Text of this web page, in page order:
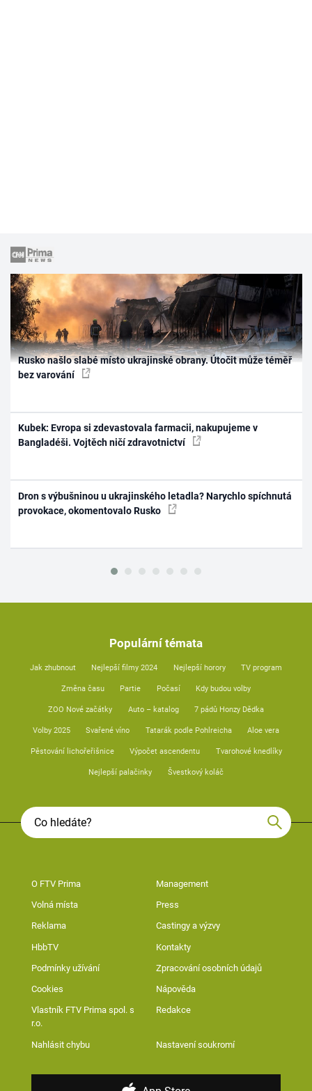
Rusko našlo slabé místo ukrajinské obrany. Útočit může téměř
bez varování
Kubek: Evropa si zdevastovala farmacii, nakupujeme v
Bangladéši. Vojtěch ničí zdravotnictví
Dron s výbušninou u ukrajinského letadla? Narychlo spíchnutá
provokace, okomentovalo Rusko
Populární témata
Jak zhubnout Nejlepší filmy 2024 Nejlepší horory TV program
Změna času Partie Počasí Kdy budou volby
ZOO Nové začátky Auto – katalog 7 pádů Honzy Dědka
Volby 2025 Svařené víno Tatarák podle Pohlreicha Aloe vera
Pěstování lichořeřišnice Výpočet ascendentu Tvarohové knedlíky
Nejlepší palačinky Švestkový koláč
O FTV Prima Management
Volná místa Press
Reklama Castingy a výzvy
HbbTV Kontakty
Podmínky užívání Zpracování osobních údajů
Cookies Nápověda
Vlastník FTV Prima spol. s
r.o.
Redakce
Nahlásit chybu Nastavení soukromí